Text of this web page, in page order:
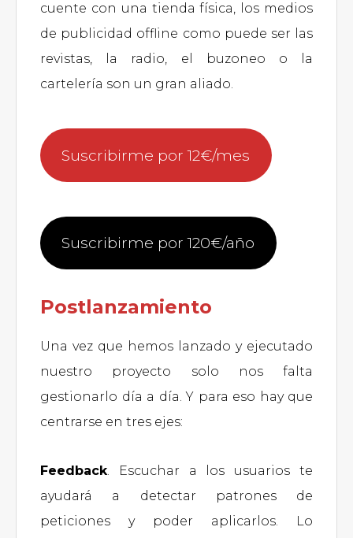
cuente con una tienda física, los medios
de publicidad offline como puede ser las
revistas, la radio, el buzoneo o la
cartelería son un gran aliado.
Suscribirme por 12€/mes
Suscribirme por 120€/año
Postlanzamiento
Una vez que hemos lanzado y ejecutado
nuestro proyecto solo nos falta
gestionarlo día a día. Y para eso hay que
centrarse en tres ejes:
Feedback. Escuchar a los usuarios te
ayudará a detectar patrones de
peticiones y poder aplicarlos. Lo